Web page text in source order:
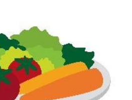
In
Lightbox
öffnen